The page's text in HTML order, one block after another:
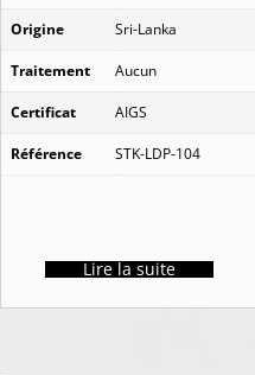
Origine Sri-Lanka
Traitement Aucun
Certificat AIGS
Référence STK-LDP-104
Lire la suite